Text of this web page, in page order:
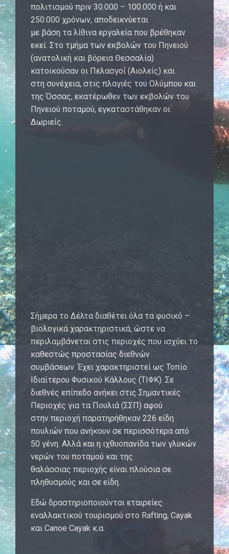
πολιτισμού πριν 30.000 – 100.000 ή και
250.000 χρόνων, αποδεικνύεται
με βάση τα λίθινα εργαλεία που βρέθηκαν
εκεί. Στο τμήμα των εκβολών του Πηνειού
(ανατολική και βόρεια Θεσσαλία)
κατοικούσαν οι Πελασγοί (Αιολείς) και
στη συνέχεια, στις πλαγιές του Ολύμπου και
της Όσσας, εκατέρωθεν των εκβολών του
Πηνειού ποταμού, εγκαταστάθηκαν οι
Δωριείς.
Σήμερα το Δέλτα διαθέτει όλα τα φυσικό –
βιολογικά χαρακτηριστικά, ώστε να
περιλαμβάνεται στις περιοχές που ισχύει το
καθεστώς προστασίας διεθνών
συμβάσεων. Έχει χαρακτηριστεί ως Τοπίο
Ιδιαίτερου Φυσικού Κάλλους (ΤΙΦΚ). Σε
διεθνές επίπεδο ανήκει στις Σημαντικές
Περιοχές για τα Πουλιά (ΣΣΠ) αφού
στην περιοχή παρατηρήθηκαν 226 είδη
πουλιών που ανήκουν σε περισσότερα από
50 γένη. Αλλά και η ιχθυοπανίδα των γλυκών
νερών του ποταμού και της
θαλάσσιας περιοχής είναι πλούσια σε
πληθυσμούς και σε είδη.
Εδώ δραστηριοποιούνται εταιρείες
εναλλακτικού τουρισμού στο Rafting, Cayak
και Canoe Cayak κ.α.